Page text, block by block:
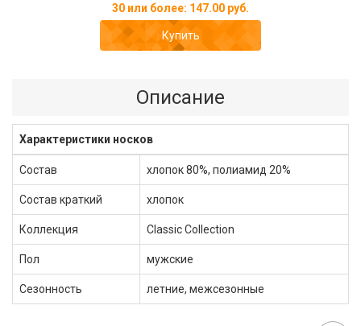
30 или более: 147.00 руб.
Купить
Описание
Характеристики носков
Состав хлопок 80%, полиамид 20%
Состав краткий хлопок
Коллекция Classic Сollection
Пол мужские
Сезонность летние, межсезонные